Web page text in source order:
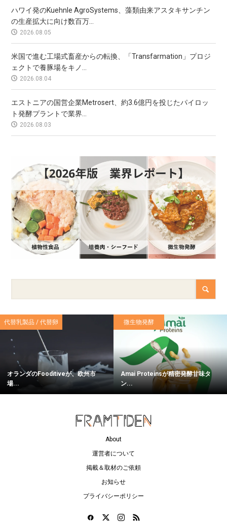
ハワイ発のKuehnle AgroSystems、藻類由来アスタキサンチン
の生産拡大に向け数百万...
2026.08.05
米国で進む工場式畜産からの転換、「Transfarmation」プロジ
ェクトで養豚場をキノ...
2026.08.04
エストニアの国営企業Metrosert、約3.6億円を投じたパイロッ
ト発酵プラントで業界...
2026.08.03
代替乳製品 / 代替卵
オランダのFooditiveが、欧州市
場...
微生物発酵
Amai Proteinsが精密発酵甘味タ
ン...
About
運営者について
掲載＆取材のご依頼
お知らせ
プライバシーポリシー